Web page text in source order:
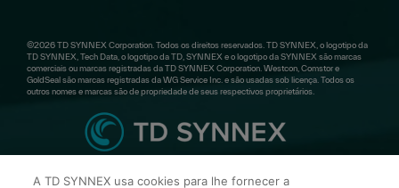
©2026 TD SYNNEX Corporation. Todos os direitos reservados. TD SYNNEX, o logotipo da
TD SYNNEX, Tech Data, o logotipo da TD, SYNNEX e o logotipo da SYNNEX são marcas
comerciais ou marcas registradas da TD SYNNEX Corporation. Westcon, Comstor e
GoldSeal são marcas registradas da WG Service Inc. e são usadas sob licença. Todos os
outros nomes e marcas são de propriedade de seus respectivos proprietários.
TD SYNNEX Mexico
A TD SYNNEX usa cookies para lhe fornecer a